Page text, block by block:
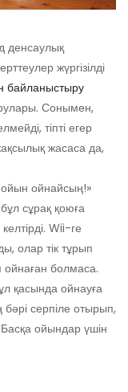
денсаулық
жүргізілді
байланыстыру
Сонымен,
тіпті егер
жасаса да,
ойын ойнайсың!»
сұрақ қоюға
Wii-ге
олар тік тұрып
ойнаған болмаса.
қасында ойнауға
серпіле отырып,
Басқа ойындар үшін